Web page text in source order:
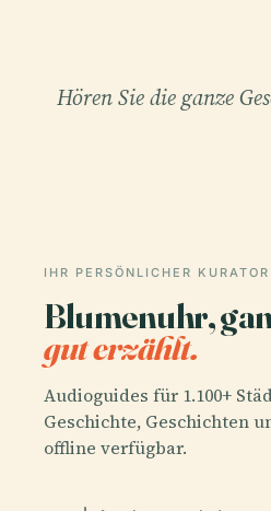
Hören Sie die ganze
IHR PERSÖNLICHER KURATOR
Blumenuhr,
gut erzählt.
Audioguides für 1.100+
Geschichte, Geschichten
offline verfügbar.